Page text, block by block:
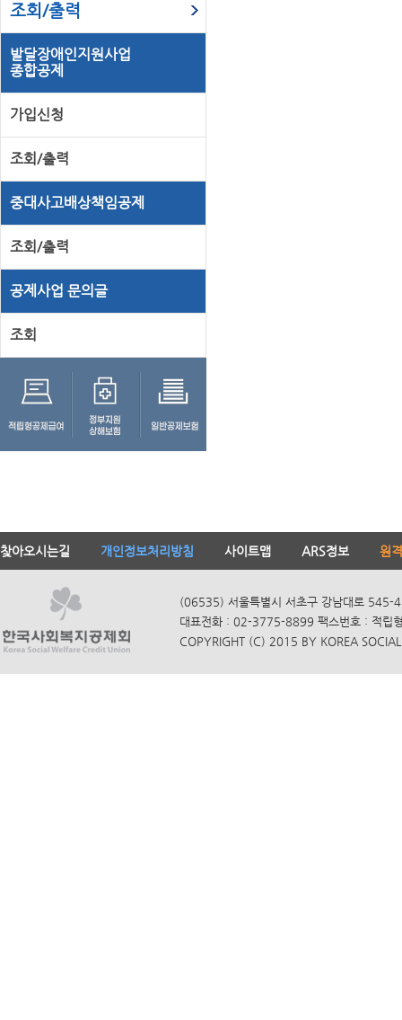
조회/출력
발달장애인지원사업
종합공제
가입신청
조회/출력
중대사고배상책임공제
조회/출력
공제사업 문의글
조회
찾아오시는길 개인정보처리방침 사이트맵 ARS정보 원
(06535) 서울특별시 서초구 강남대로 545-
대표전화 : 02-3775-8899 팩스번호 : 적립
COPYRIGHT (C) 2015 BY KOREA SOCIAL